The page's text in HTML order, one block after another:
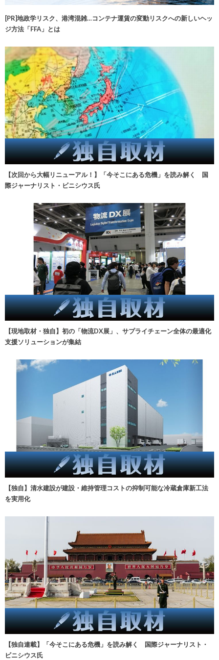
[PR]地政学リスク、港湾混雑…コンテナ運賃の変動リスクへの新しいヘッ
ジ方法「FFA」とは
【次回から大幅リニューアル！】「今そこにある危機」を読み解く 国
際ジャーナリスト・ビニシウス氏
【現地取材・独自】初の「物流DX展」、サプライチェーン全体の最適化
支援ソリューションが集結
【独自】清水建設が建設・維持管理コストの抑制可能な冷蔵倉庫新工法
を実用化
【独自連載】「今そこにある危機」を読み解く 国際ジャーナリスト・
ビニシウス氏